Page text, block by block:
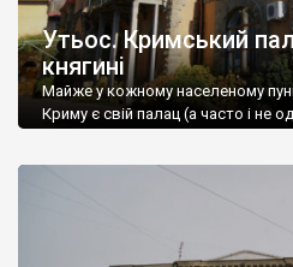
Утьос. Кримський
княгині
Майже у кожному населеному
Криму є свій палац (а часто і не